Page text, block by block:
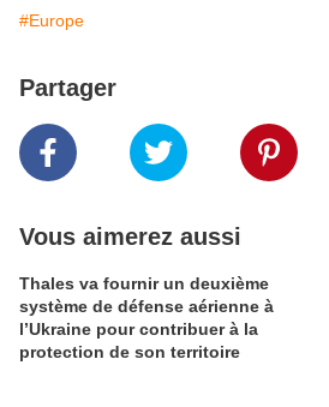
#Europe
Partager
Vous aimerez aussi
Thales va fournir un deuxième
système de défense aérienne à
l’Ukraine pour contribuer à la
protection de son territoire